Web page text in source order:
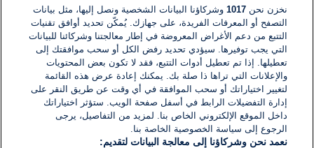
اكتب تعليقًا جديدًا ...
نخزن نحن1017 وشركاؤنا البيانات الشخصية ونصل إليها، مثل بيانات
التصفح أو المعرفات الفريدة، على جهازك. يُمكّن تحديد أوافق تقنيات
التتبع من دعم الأغراض المعروضة في إطار معالجتنا وشركائنا للبيانات
التي يجب توفيرها. سيؤدي تحديد رفض الكل أو سحب موافقتك إلى
تعطيلها. إذا تم تعطيل أدوات التتبع، فقد لا تكون بعض المحتويات
والإعلانات التي تراها ذا صلة بك. يمكنك إعادة عرض هذه القائمة
لتغيير اختياراتك أو سحب الموافقة في أي وقت عن طريق النقر على
إدارة التفضيلات الرابط في أسفل صفحة الويب. ستؤثر اختياراتك
داخل الموقع الإلكتروني الخاص بنا. لمزيد من التفاصيل، يرجى
الرجوع إلى سياسة الخصوصية الخاصة بنا.
نعمد نحن وشركاؤنا إلى معالجة البيانات لتقديم: